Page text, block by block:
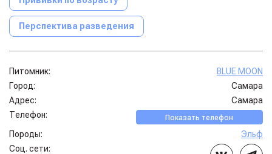
Перспектива разведения
Питомник:
BLUE MOON
Город:
Самара
Адрес:
Самара
Телефон:
Показать телефон
Породы:
Эльф
Соц. сети: